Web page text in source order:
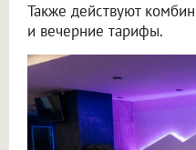
Также действуют
и вечерние тарифы.